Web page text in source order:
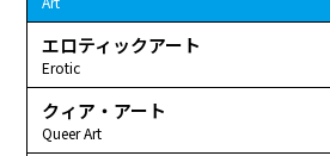
エロティックアート
Erotic
クィア・アート
Queer Art